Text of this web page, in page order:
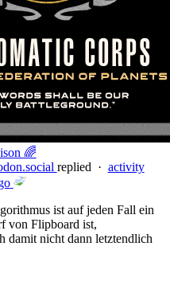
🌈
replied · activity
ist auf jeden Fall ein
von Flipboard ist,
damit nicht dann letztendlich